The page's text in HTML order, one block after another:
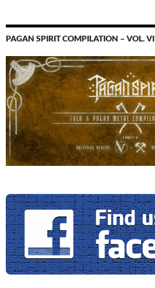
PAGAN SPIRIT COMPILATION – VOL. VI